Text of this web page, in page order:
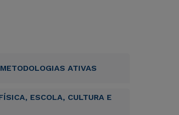
ATIVAS
ESCOLA, CULTURA E